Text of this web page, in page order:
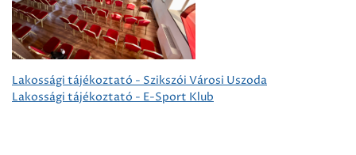
Lakossági tájékoztató - Szikszói Városi Uszoda
Lakossági tájékoztató - E-Sport Klub